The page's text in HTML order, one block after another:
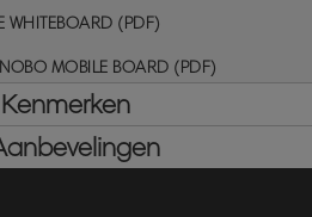
WHITEBOARD (PDF)
MOBILE BOARD (PDF)